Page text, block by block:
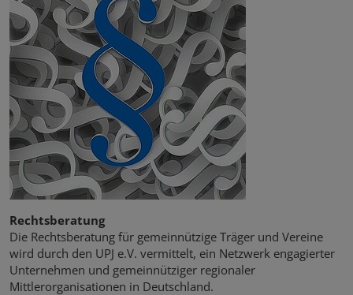
Rechtsberatung
Die Rechtsberatung für gemeinnützige Träger und Vereine
wird durch den UPJ e.V. vermittelt, ein Netzwerk engagierter
Unternehmen und gemeinnütziger regionaler
Mittlerorganisationen in Deutschland.